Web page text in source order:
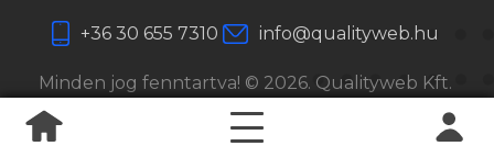
+36 30 655 7310 info@qualityweb.hu
Minden jog fenntartva! © 2026. Qualityweb Kft.